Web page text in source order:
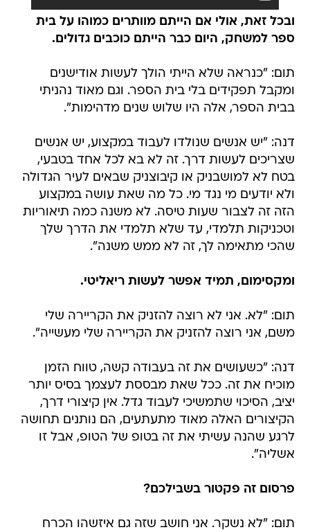
ובכל זאת, אולי אם הייתם מוותרים כמוהו על בית
ספר למשחק, היום כבר הייתם כוכבים גדולים.
תום: "כנראה שלא הייתי הולך לעשות אודישנים
ומקבל תפקידים בלי בית הספר. וגם מאוד נהניתי
בבית הספר, אלה היו שלוש שנים מדהימות".
דנה: "יש אנשים שנולדו לעבוד במקצוע, יש אנשים
שצריכים לעשות דרך. זה לא בא לכל אחד בטבעי,
בטח לא למושבניק או קיבוצניק שבאים לעיר הגדולה
ולא יודעים מי נגד מי. כל מה שאת עושה במקצוע
הזה זה לצבור שעות טיסה. לא משנה כמה תיאוריות
וטכניקות תלמדי, עד שלא תלמדי את הדרך שלך
שהכי מתאימה לך, זה לא ממש משנה".
ומקסימום, תמיד אפשר לעשות ריאליטי.
תום: "לא. אני לא רוצה להזניק את הקריירה שלי
משם, אני רוצה להזניק את הקריירה שלי מעשייה".
דנה: "כשעושים את זה בעבודה קשה, טווח הזמן
מוכיח את זה. ככל שאת מבססת לעצמך בסיס יותר
יציב, הסיכוי שתמשיכי לעבוד גדל. אין קיצורי דרך,
הקיצורים האלה מאוד מתעתעים, הם נותנים תחושה
לרגע שהנה עשיתי את זה בטופ של הטופ, אבל זו
אשליה".
פרסום זה פקטור בשבילכם?
תום: "לא נשקר. אני חושב שזה גם איזשהו הכרח